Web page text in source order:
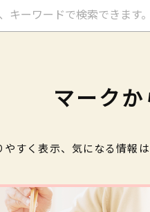
マーク
すく表示、気になる情報